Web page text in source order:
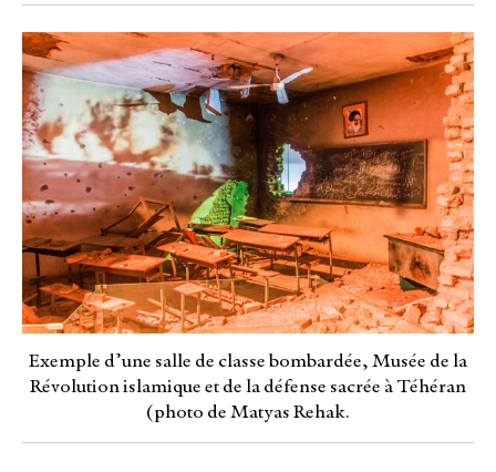
Exemple d’une salle de classe bombardée, Musée de la
Révolution islamique et de la défense sacrée à Téhéran
(photo de Matyas Rehak.